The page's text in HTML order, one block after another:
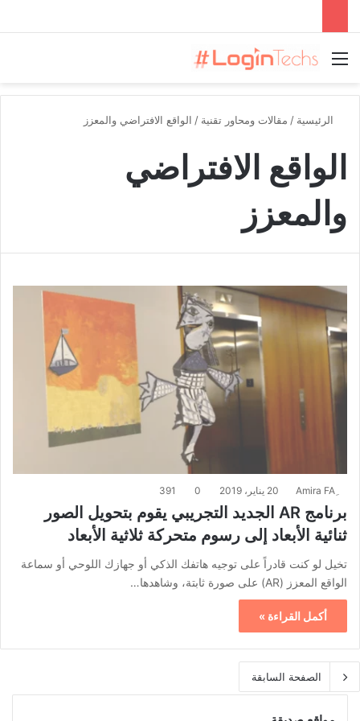
القائمة
الرئيسية / مقالات ومحاور تقنية / الواقع الافتراضي والمعزز
الواقع الافتراضي
والمعزز
20 يناير، 2019 0
391
برنامج AR الجديد التجريبي يقوم بتحويل الصور
ثنائية الأبعاد إلى رسوم متحركة ثلاثية الأبعاد
تخيل لو كنت قادراً على توجيه هاتفك الذكي أو جهازك اللوحي أو سماعة
الواقع المعزز (AR) على صورة ثابتة، وشاهدها…
أكمل القراءة »
الصفحة السابقة